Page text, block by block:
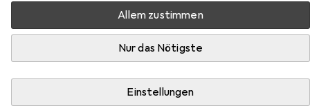
Allem zustimmen
Nur das Nötigste
Einstellungen
Red red R07100200 Ringratschenmaulschlüssel SW20 mm
285 mm aus den Kategorien Zange, Hammer und
Relevanz